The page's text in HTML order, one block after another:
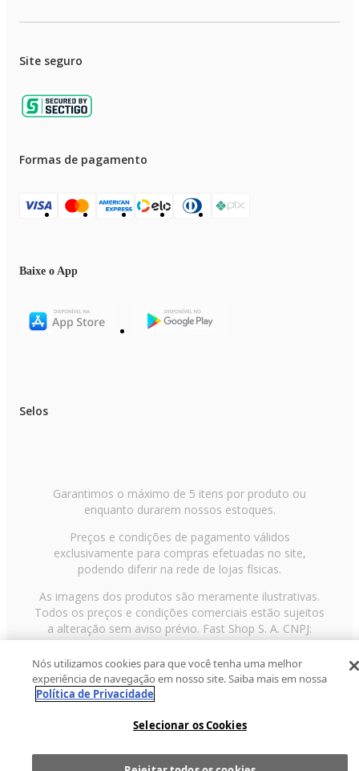
Site seguro
Formas de pagamento
Baixe o App
Selos
Garantimos o máximo de 5 itens por produto ou
enquanto durarem nossos estoques.
Preços e condições de pagamento válidos
exclusivamente para compras efetuadas no site,
podendo diferir na rede de lojas físicas.
As imagens dos produtos são meramente ilustrativas.
Todos os preços e condições comerciais estão sujeitos
a alteração sem aviso prévio. Fast Shop S. A. CNPJ:
43.708.379/0001-00
Avenida Zaki Narchi, nº 1650, sobreloja, Carandiru, São
Paulo/SP, CEP 02029-001, Telefone: 11 3003-3728 ©
2013 Fast Shop - Todos os direitos reservados
Nós utilizamos cookies para que você tenha uma melhor
experiência de navegação em nosso site. Saiba mais em nossa
Política de Privacidade
Selecionar os Cookies